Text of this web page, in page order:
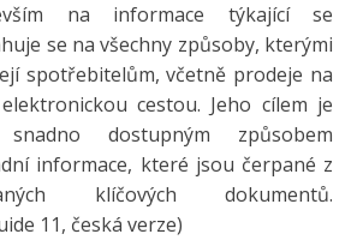
na informace týkající se
se na všechny způsoby, kterými
spotřebitelům, včetně prodeje na
cestou. Jeho cílem je
dostupným způsobem
informace, které jsou čerpané z
klíčových dokumentů.
11, česká verze)